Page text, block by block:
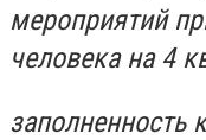
мероприятий
человека на 4
заполненность